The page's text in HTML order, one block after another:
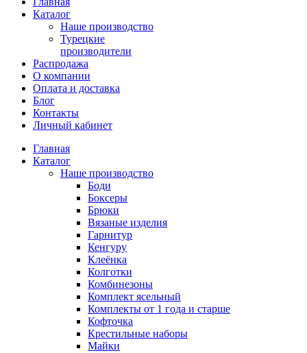
Каталог
Наше производство
Турецкие
производители
Распродажа
О компании
Оплата и доставка
Блог
Контакты
Личный кабинет
Главная
Каталог
Наше производство
Боди
Боксеры
Брюки
Вязаные изделия
Гарнитур
Кенгуру
Клеёнка
Колготки
Комбинезоны
Комплект ясельный
Комплекты от 1 года и старше
Кофточка
Крестильные наборы
Майки